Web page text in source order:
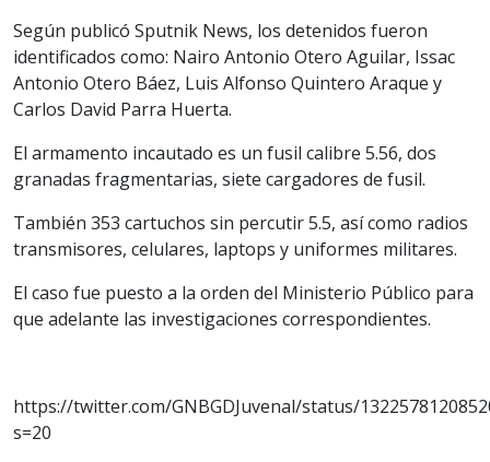
Según publicó Sputnik News, los detenidos fueron
identificados como: Nairo Antonio Otero Aguilar, Issac
Antonio Otero Báez, Luis Alfonso Quintero Araque y
Carlos David Parra Huerta.
El armamento incautado es un fusil calibre 5.56, dos
granadas fragmentarias, siete cargadores de fusil.
También 353 cartuchos sin percutir 5.5, así como radios
transmisores, celulares, laptops y uniformes militares.
El caso fue puesto a la orden del Ministerio Público para
que adelante las investigaciones correspondientes.
https://twitter.com/GNBGDJuvenal/status/
s=20